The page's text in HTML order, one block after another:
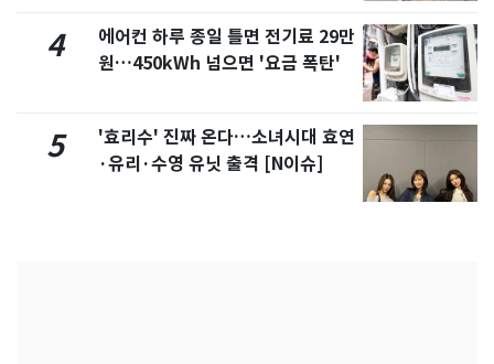
4
에어컨 하루 종일 틀면 전기료 29만
원…450kWh 넘으면 '요금 폭탄'
5
'효리수' 진짜 온다…소녀시대 효연
·유리·수영 유닛 출격 [N이슈]